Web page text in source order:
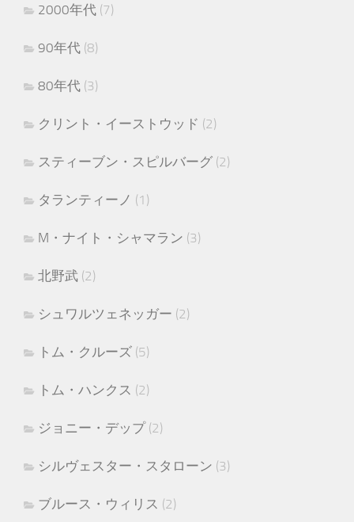
2000年代 (7)
90年代 (8)
80年代 (3)
クリント・イーストウッド (2)
スティーブン・スピルバーグ (2)
タランティーノ (1)
M・ナイト・シャマラン (3)
北野武 (2)
シュワルツェネッガー (2)
トム・クルーズ (5)
トム・ハンクス (2)
ジョニー・デップ(2)
シルヴェスター・スタローン (3)
ブルース・ウィリス (2)